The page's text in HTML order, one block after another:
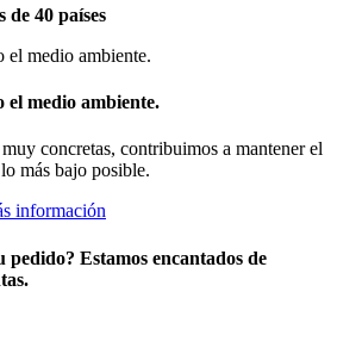
de 40 países
el medio ambiente.
concretas, contribuimos a mantener el
más bajo posible.
información
pedido? Estamos encantados de